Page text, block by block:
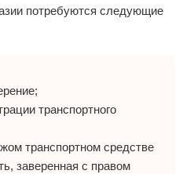
потребуются следующие
транспортного
транспортном средстве
заверенная с правом